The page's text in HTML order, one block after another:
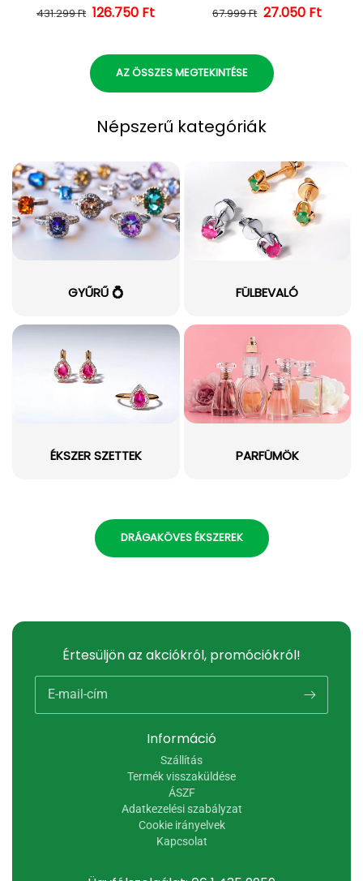
Normál ár
431.299 Ft Kedvezményes ár
126.750 Ft Normál ár
67.999 Ft 27.050 Ft
AZ ÖSSZES MEGTEKINTÉSE
Népszerű kategóriák
GYŰRŰ 💍 FÜLBEVALÓ
ÉKSZER SZETTEK PARFÜMÖK
DRÁGAKÖVES ÉKSZEREK
Információ
Szállítás
Termék visszaküldése
ÁSZF
Adatkezelési szabályzat
Cookie irányelvek
Kapcsolat
Értesüljön az akciókról, promóciókról!
E-mail-cím